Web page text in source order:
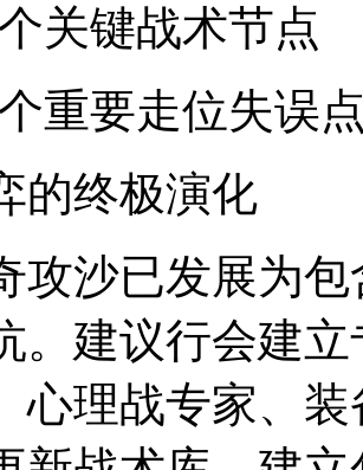
关键战术节点
重要走位失误
的终极演化
攻沙已发展为
。建议行会建
心理战专家、